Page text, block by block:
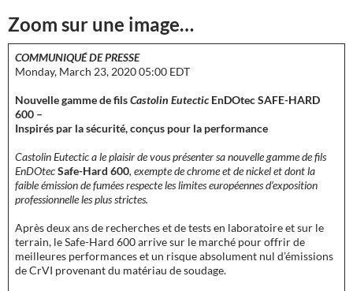
Zoom sur une image…
COMMUNIQUÉ DE PRESSE
Monday, March 23, 2020 05:00 EDT
Nouvelle gamme de filsCastolin Eutectic EnDOtec SAFE-HARD
600 –
Inspirés par la sécurité, conçus pour la performance
Castolin Eutectic a le plaisir de vous présenter sa nouvelle gamme de fils
EnDOtecSafe-Hard 600, exempte de chrome et de nickel et dont la
faible émission de fumées respecte les limites européennes d’exposition
professionnelle les plus strictes.
Après deux ans de recherches et de tests en laboratoire et sur le
terrain, le Safe-Hard 600 arrive sur le marché pour offrir de
meilleures performances et un risque absolument nul d’émissions
de CrVI provenant du matériau de soudage.